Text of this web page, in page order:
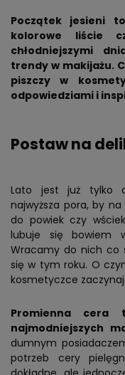
Początek jesieni
kolorowe liście
chłodniejszymi
trendy w makijażu.
piszczy w
odpowiedziami i
Postaw na
Lato jest już tylko
najwyższa pora, by
do powiek czy
lubuje się bowiem
Wracamy do nich co
się w tym roku. O
kosmetyczce
Promienna cera
najmodniejszych
dumnym
potrzeb cery